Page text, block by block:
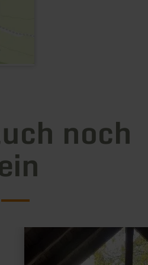
noch
Versorgungsautomat